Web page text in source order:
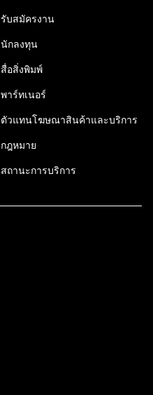
รับสมัครงาน
นักลงทุน
สื่อสิ่งพิมพ์
พาร์ทเนอร์
ตัวแทนโฆษณาสินค้าและบริการ
กฎหมาย
สถานะการบริการ